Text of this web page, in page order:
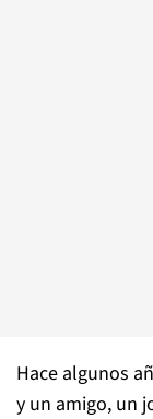
Hace algunos
y un amigo, un